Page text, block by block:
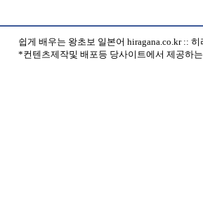
쉽게 배우는 왕초보 일본어 hiragana.co.kr ::
*컨텐츠제작및 배포등 당사이트에서 제공하